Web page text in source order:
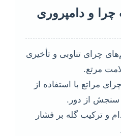
چرا و دامپروری
چرای تناوبی و تأخیری
مرتع.
مراتع با استفاده از
سنجش از دور.
و ترکیب گله بر فشار